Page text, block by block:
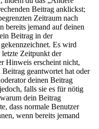
Beitrag anklickst;
Zeitraum nach
bereits jemand auf deinen
Beitrag in der
Es wird
Zeitpunkt der
Hinweis erscheint nicht,
geantwortet hat oder
deinen Beitrag
falls sie es für nötig
dein Beitrag
dass normale Benutzer
wenn bereits jemand